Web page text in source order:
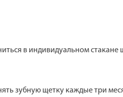
в индивидуальном стакане
зубную щетку каждые три